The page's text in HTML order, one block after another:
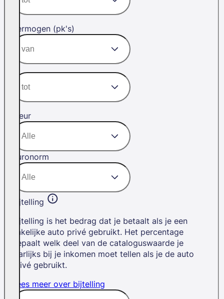
Vermogen (pk's)
Kleur
Euronorm
Bijtelling
Bijtelling is het bedrag dat je betaalt als je een
zakelijke auto privé gebruikt. Het percentage
bepaalt welk deel van de cataloguswaarde je
jaarlijks bij je inkomen moet tellen als je de auto
privé gebruikt.
Lees meer over bijtelling